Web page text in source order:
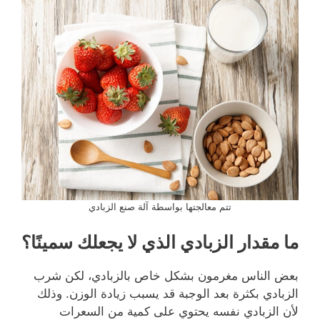
تتم معالجتها بواسطة آلة صنع الزبادي
ما مقدار الزبادي الذي لا يجعلك سمينًا؟
بعض الناس مغرمون بشكل خاص بالزبادي، لكن شرب
الزبادي بكثرة بعد الوجبة قد يسبب زيادة الوزن. وذلك
لأن الزبادي نفسه يحتوي على كمية من السعرات